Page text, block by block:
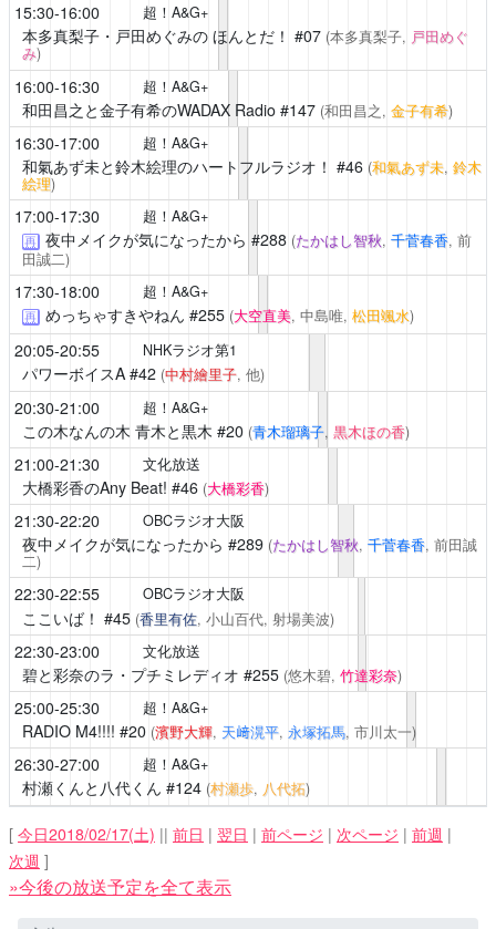
15:30-16:00 超！A&G+
本多真梨子・戸田めぐみの ほんとだ！ #07 (本多真梨子, 戸田めぐ
み)
16:00-16:30 超！A&G+
和田昌之と金子有希のWADAX Radio#147 (和田昌之, 金子有希)
16:30-17:00 超！A&G+
和氣あず未と鈴木絵理のハートフルラジオ！ #46 (和氣あず未, 鈴木
絵理)
17:00-17:30 超！A&G+
再 夜中メイクが気になったから #288 (たかはし智秋, 千菅春香, 前
田誠二)
17:30-18:00 超！A&G+
再 めっちゃすきやねん #255 (大空直美, 中島唯, 松田颯水)
20:05-20:55 NHKラジオ第1
パワーボイスA#42 (中村繪里子, 他)
20:30-21:00 超！A&G+
この木なんの木 青木と黒木 #20 (青木瑠璃子, 黒木ほの香)
21:00-21:30 文化放送
大橋彩香のAny Beat! #46 (大橋彩香)
21:30-22:20 OBCラジオ大阪
夜中メイクが気になったから #289 (たかはし智秋, 千菅春香, 前田誠
二)
22:30-22:55 OBCラジオ大阪
ここいば！ #45 (香里有佐, 小山百代, 射場美波)
22:30-23:00 文化放送
碧と彩奈のラ・プチミレディオ #255 (悠木碧, 竹達彩奈)
25:00-25:30 超！A&G+
RADIO M4!!!! #20 (濱野大輝, 天﨑滉平, 永塚拓馬, 市川太一)
26:30-27:00 超！A&G+
村瀬くんと八代くん #124 (村瀬歩, 八代拓)
[ 今日2018/02/17(土) || 前日 | 翌日 | 前ページ | 次ページ | 前週 |
次週 ]
»今後の放送予定を全て表示